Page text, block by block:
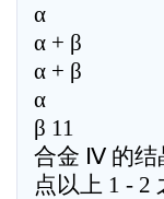
α
α + β
α + β
α
β 11
合金 Ⅳ 的结
点以上 1 - 2